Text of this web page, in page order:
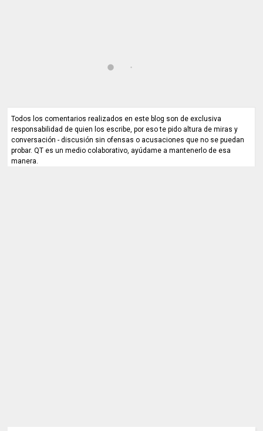
Todos los comentarios realizados en este blog son de exclusiva
responsabilidad de quien los escribe, por eso te pido altura de miras y
conversación - discusión sin ofensas o acusaciones que no se puedan
probar. QT es un medio colaborativo, ayúdame a mantenerlo de esa
manera.